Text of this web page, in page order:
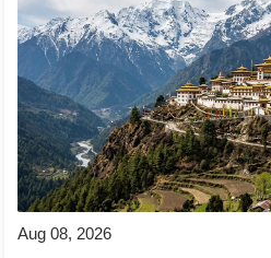
Aug 08, 2026